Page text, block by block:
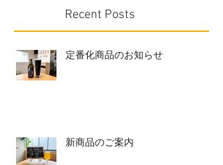
Recent Posts
定番化商品のお知らせ
新商品のご案内